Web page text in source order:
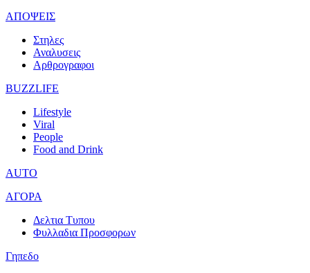
ΑΠΟΨΕΙΣ
Στηλες
Αναλυσεις
Αρθρογραφοι
BUZZLIFE
Lifestyle
Viral
People
Food and Drink
AUTO
ΑΓΟΡΑ
Δελτια Τυπου
Φυλλαδια Προσφορων
Γηπεδο